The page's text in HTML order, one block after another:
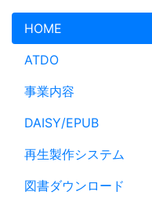
メインコンテンツへスキ
HOME
ATDO
事業内容
DAISY/EPUB
再生製作システム
図書ダウンロード